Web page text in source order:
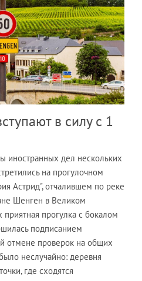
в силу с 1
иностранных дел нескольких
на прогулочном
Астрид", отчалившем по реке
Шенген в Великом
прогулка с бокалом
подписанием
отмене проверок на общих
неслучайно: деревня
где сходятся